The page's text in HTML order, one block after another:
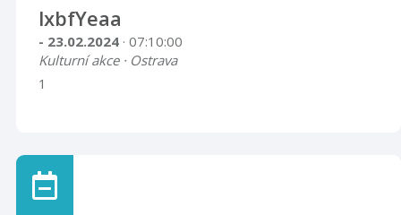
lxbfYeaa
- 23.02.2024 · 07:10:00
Kulturní akce · Ostrava
1